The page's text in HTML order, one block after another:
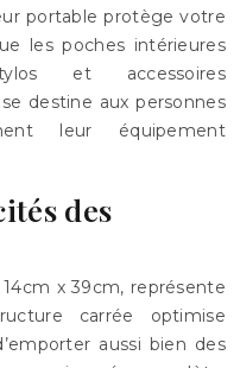
portable protège votre
les poches intérieures
et accessoires
destine aux personnes
leur équipement
des
x 39cm, représente
carrée optimise
aussi bien des